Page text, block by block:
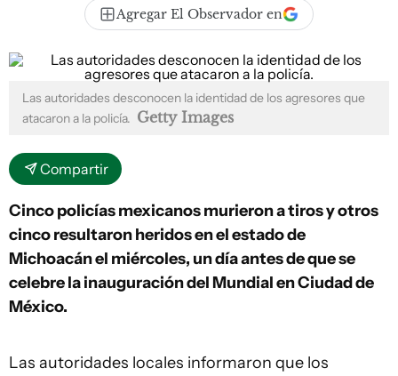
Agregar El Observador en
Las autoridades desconocen la identidad de los agresores que
atacaron a la policía. Getty Images
Compartir
Cinco policías mexicanos murieron a tiros y otros
cinco resultaron heridos en el estado de
Michoacán el miércoles, un día antes de que se
celebre la inauguración del Mundial en Ciudad de
México.
Las autoridades locales informaron que los